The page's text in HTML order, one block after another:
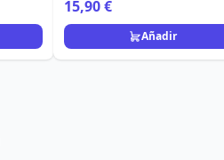
15,90 €
Añadir